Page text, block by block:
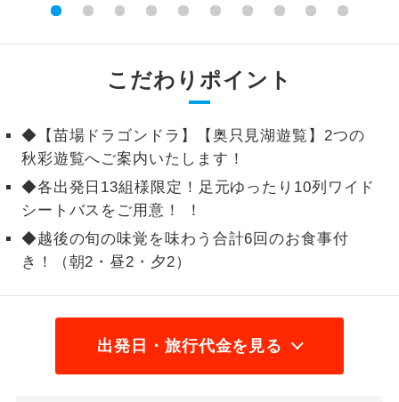
こだわりポイント
◆【苗場ドラゴンドラ】【奥只見湖遊覧】2つの
秋彩遊覧へご案内いたします！
◆各出発日13組様限定！足元ゆったり10列ワイド
シートバスをご用意！ ！
◆越後の旬の味覚を味わう合計6回のお食事付
き！（朝2・昼2・夕2）
出発日・旅行代金を見る
ご宿泊ホテルに露天風呂が付いていま
ご宿泊ホテルに大浴場が付いています。
全食事付き
事の心配はいりません。（機内食を除
く）
お部屋食
お部屋にてゆっくりとお召し上がりいた
だけます。
トラベルイヤ
ホン
周りの音を気にせず、ガイドさんの説明
1名様催行
1名様から出発可能な個人型プランで
す。
2名様から出発可能な個人型プランで